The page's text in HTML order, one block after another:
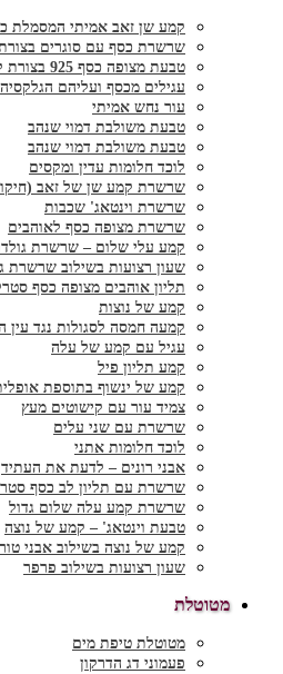
קמע שן זאב אמיתי המסמלת
שרשרת כסף עם סוגרים
טבעת מצופה כסף 925 בצורת לב
עגילים מכסף ועליהם הגלקסיה
עור נחש אמיתי
טבעת משולבת דמוי שנהב
טבעת משולבת דמוי שנהב
לוכד חלומות עדין ומקסים
שרשרת קמע שן של זאב
שרשרת וינטאג' שכבות
שרשרת מצופה כסף לאוהבים
קמע עלי שלום – שרשרת
שעון רצועות בשילוב שרשרת
תליון אוהבים מצופה כסף
קמע של נוצות
קמעה חמסה לסגולות נגד עין
עגיל עם קמע של עלה
קמע תליון פיל
קמע של ינשוף בתוספת
צמיד עור עם קישוטים מעץ
שרשרת עם שני עלים
לוכד חלומות אתני
אבני רונים – לדעת את העתיד
שרשרת עם תליון לב כסף
שרשרת קמע עלה שלום גדול
טבעת וינטאג' – קמע של נוצה
קמע של נוצה בשילוב אבני
שעון רצועות בשילוב פרפר
מטוטלת
מטוטלת טיפת מים
פעמוני דג הדרקון